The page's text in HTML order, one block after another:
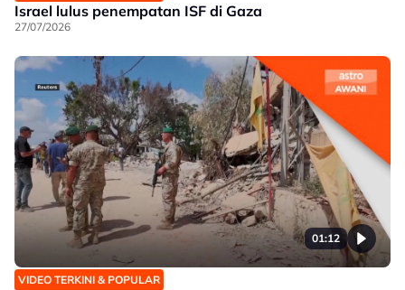
Israel lulus penempatan ISF di Gaza
27/07/2026
01:12
VIDEO TERKINI & POPULAR